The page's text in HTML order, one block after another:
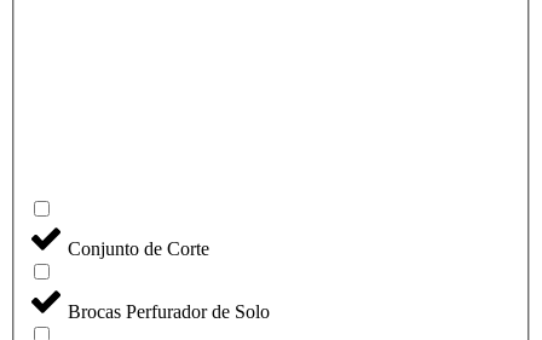
Conjunto de Corte
Brocas Perfurador de Solo